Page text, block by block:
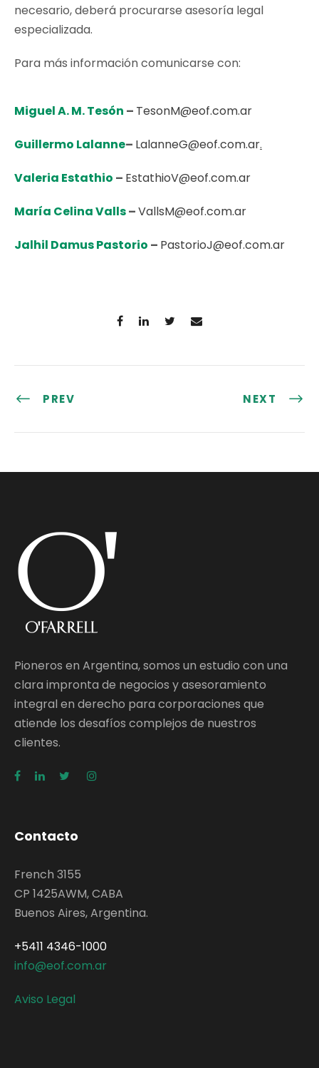
necesario, deberá procurarse asesoría legal
especializada.
Para más información comunicarse con:
Miguel A. M. Tesón – TesonM@eof.com.ar
Guillermo Lalanne– LalanneG@eof.com.ar.
Valeria Estathio – EstathioV@eof.com.ar
María CelinaValls–VallsM@eof.com.ar
Jalhil Damus Pastorio – PastorioJ@eof.com.ar
PREV NEXT
Pioneros en Argentina, somos un estudio con una
clara impronta de negocios y asesoramiento
integral en derecho para corporaciones que
atiende los desafíos complejos de nuestros
clientes.
Contacto
French 3155
CP 1425AWM, CABA
Buenos Aires, Argentina.
+5411 4346-1000
info@eof.com.ar
Aviso Legal